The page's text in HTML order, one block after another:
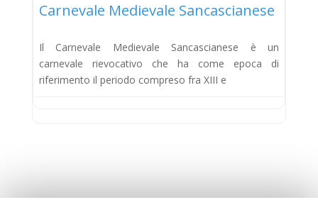
Carnevale Medievale Sancascianese
Il Carnevale Medievale Sancascianese è un
carnevale rievocativo che ha come epoca di
riferimento il periodo compreso fra XIII e